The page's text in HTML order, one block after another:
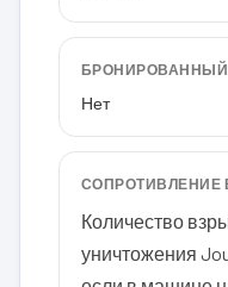
БРОНИРОВАННЫЙ
Нет
СОПРОТИВЛЕНИЕ
Количество
уничтожения